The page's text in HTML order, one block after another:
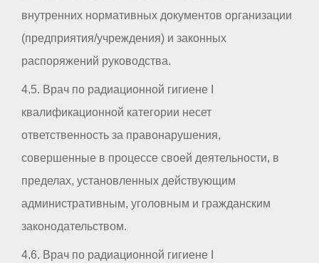
внутренних нормативных документов организации
(предприятия/учреждения) и законных
распоряжений руководства.
4.5. Врач по радиационной гигиене I
квалификационной категории несет
ответственность за правонарушения,
совершенные в процессе своей деятельности, в
пределах, установленных действующим
административным, уголовным и гражданским
законодательством.
4.6. Врач по радиационной гигиене I